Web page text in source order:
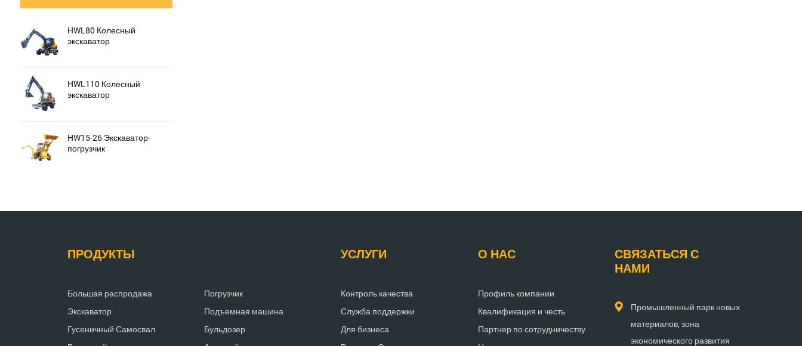
HWL80 Колесный
экскаватор
HWL110 Колесный
экскаватор
HW15-26 Экскаватор-
погрузчик
ПРОДУКТЫ
Большая распродажа
Экскаватор
Гусеничный Самосвал
Погрузчик
Подъемная машина
Бульдозер
УСЛУГИ
Контроль качества
Служба поддержки
Для бизнеса
О НАС
Профиль компании
Квалификация и честь
Партнер по сотрудничеству
СВЯЗАТЬСЯ С
НАМИ
Промышленный парк новых
материалов, зона
экономического развития